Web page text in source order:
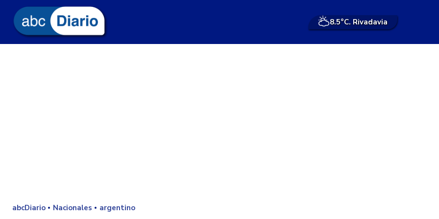
8.5°C. Rivadavia
abcDiario Nacionales argentino